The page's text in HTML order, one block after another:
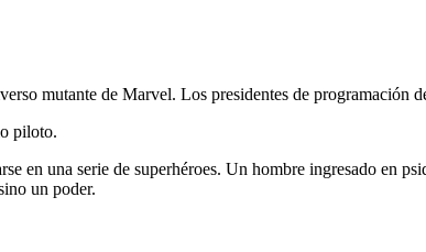
mutante de Marvel. Los presidentes de programación
piloto.
en una serie de superhéroes. Un hombre ingresado en
un poder.